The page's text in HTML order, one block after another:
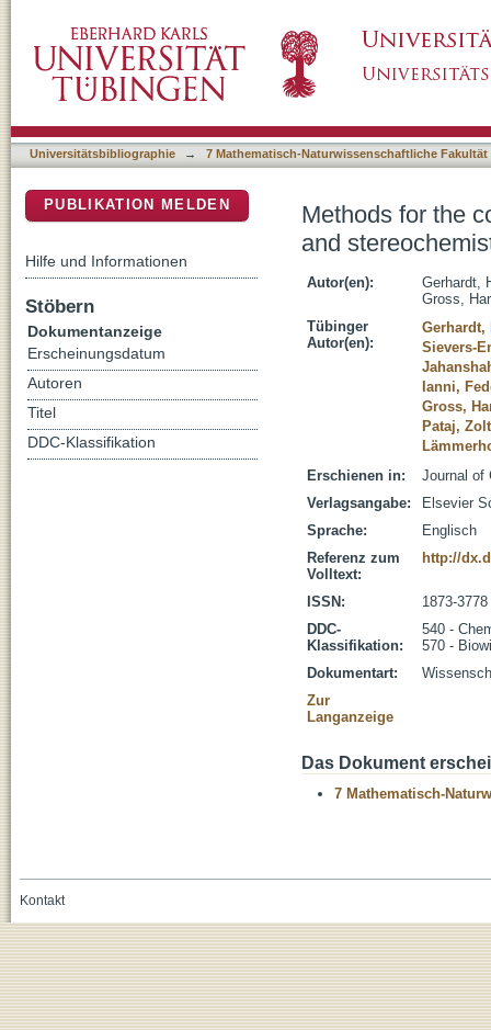
lipopeptides
Universitätsbibliographie → 7 Mathematisch-Naturwissenschaftliche Fakultät
Methods for the
and
Autor(en):
Gerhardt,
Gross,
Tübinger
Autor(en):
Gerhardt,
Sievers-
Ianni,
Gross,
Pataj,
Erschienen in:
Journal of
Verlagsangabe:
Elsevier
Sprache:
Englisch
Referenz zum
Volltext:
http://
ISSN:
1873-3778
DDC-
Klassifikation:
540 -
570 -
Dokumentart:
Zur
Langanzeige
Das Dokument
7 Mathematisch-
PUBLIKATION MELDEN
Hilfe und Informationen
Stöbern
Dokumentanzeige
Erscheinungsdatum
Autoren
Titel
DDC-Klassifikation
Kontakt